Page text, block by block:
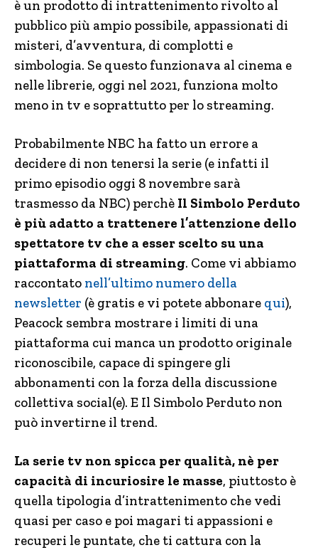
è un prodotto di intrattenimento rivolto al
pubblico più ampio possibile, appassionati di
misteri, d’avventura, di complotti e
simbologia. Se questo funzionava al cinema e
nelle librerie, oggi nel 2021, funziona molto
meno in tv e soprattutto per lo streaming.
Probabilmente NBC ha fatto un errore a
decidere di non tenersi la serie (e infatti il
primo episodio oggi 8 novembre sarà
trasmesso da NBC) perchè Il Simbolo Perduto
è più adatto a trattenere l’attenzione dello
spettatore tv che a esser scelto su una
piattaforma di streaming. Come vi abbiamo
raccontato nell’ultimo numero della
newsletter (è gratis e vi potete abbonare qui),
Peacock sembra mostrare i limiti di una
piattaforma cui manca un prodotto originale
riconoscibile, capace di spingere gli
abbonamenti con la forza della discussione
collettiva social(e). E Il Simbolo Perduto non
può invertirne il trend.
La serie tv non spicca per qualità, nè per
capacità di incuriosire le masse, piuttosto è
quella tipologia d’intrattenimento che vedi
quasi per caso e poi magari ti appassioni e
recuperi le puntate, che ti cattura con la